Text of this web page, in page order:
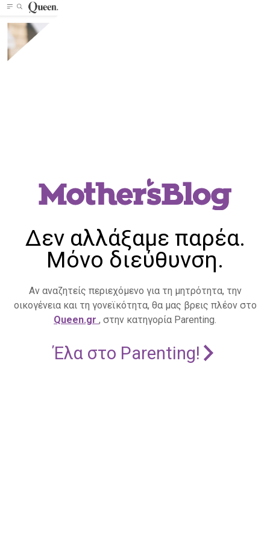
Δεν αλλάξαμε παρέα.
Μόνο διεύθυνση.
Αν αναζητείς περιεχόμενο για τη μητρότητα, την
οικογένεια και τη γονεϊκότητα, θα μας βρεις πλέον στο
Queen.gr , στην κατηγορία Parenting.
Έλα στο Parenting!